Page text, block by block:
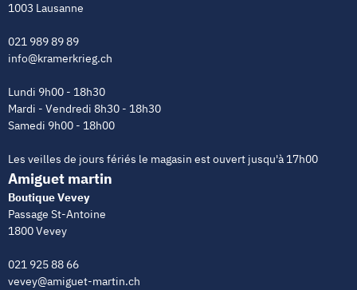
1003 Lausanne
021 989 89 89
info@kramerkrieg.ch
Lundi 9h00 - 18h30
Mardi - Vendredi 8h30 - 18h30
Samedi 9h00 - 18h00
Les veilles de jours fériés le magasin est ouvert jusqu'à 17h00
Amiguet martin
Boutique Vevey
Passage St-Antoine
1800 Vevey
021 925 88 66
vevey@amiguet-martin.ch